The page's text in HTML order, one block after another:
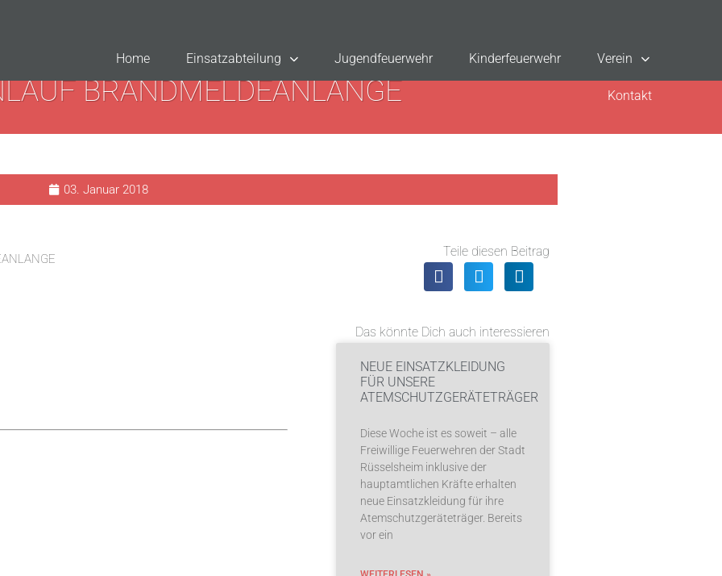
Home Einsatzabteilung Jugendfeuerwehr Kinderfeuerwehr Verein
Kontakt
BRANDMELDEANLANGE
03. Januar 2018
Teile diesen Beitrag
Das könnte Dich auch interessieren
NEUE EINSATZKLEIDUNG
FÜR UNSERE
ATEMSCHUTZGERÄTETRÄGER
Diese Woche ist es soweit – alle
Freiwillige Feuerwehren der Stadt
Rüsselsheim inklusive der
hauptamtlichen Kräfte erhalten
neue Einsatzkleidung für ihre
Atemschutzgeräteträger. Bereits
vor ein